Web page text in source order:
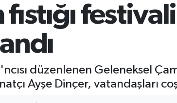
fıstığı
düzenlenen Geleneksel
Ayşe Dinçer, vatandaşları